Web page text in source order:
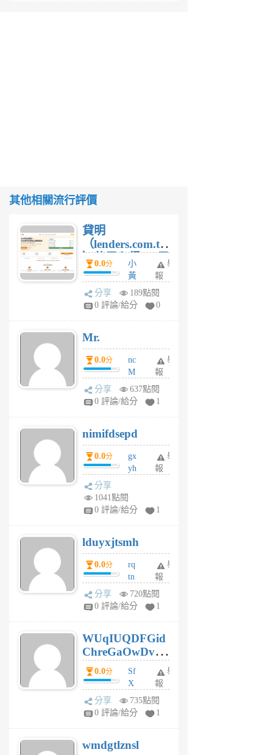
其他相關流行評價
貸明
（lenders.com.tw
）使用心得 — 民
間貸款比較平台
體驗
0.0分
小
黃
蜂
1
舉
報
分享
189點閱
0 評論/給分
0
Mr.
0.0分
nc
M
U
F
U
5
個
月
舉
報
分享
637點閱
0 評論/給分
1
nimifdsepd
0.0分
gx
yh
jl
月
前
舉
報
分享
1041點閱
0 評論/給分
1
lduyxjtsmh
0.0分
rq
tn
jt
gl
個
月
前
舉
報
分享
720點閱
0 評論/給分
1
WUqIUQDFGid
ChreGaOwDv
dY0.0分
Sf
X
Pe
Jc
R
舉
報
分享
735點閱
0 評論/給分
1
wmdgtlznsl